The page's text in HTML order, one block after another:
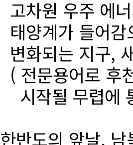
고차원 우주 에
태양계가 들어감
변화되는 지구,
( 전문용어로 후
시작될 무렵에
한반도의 앞날,